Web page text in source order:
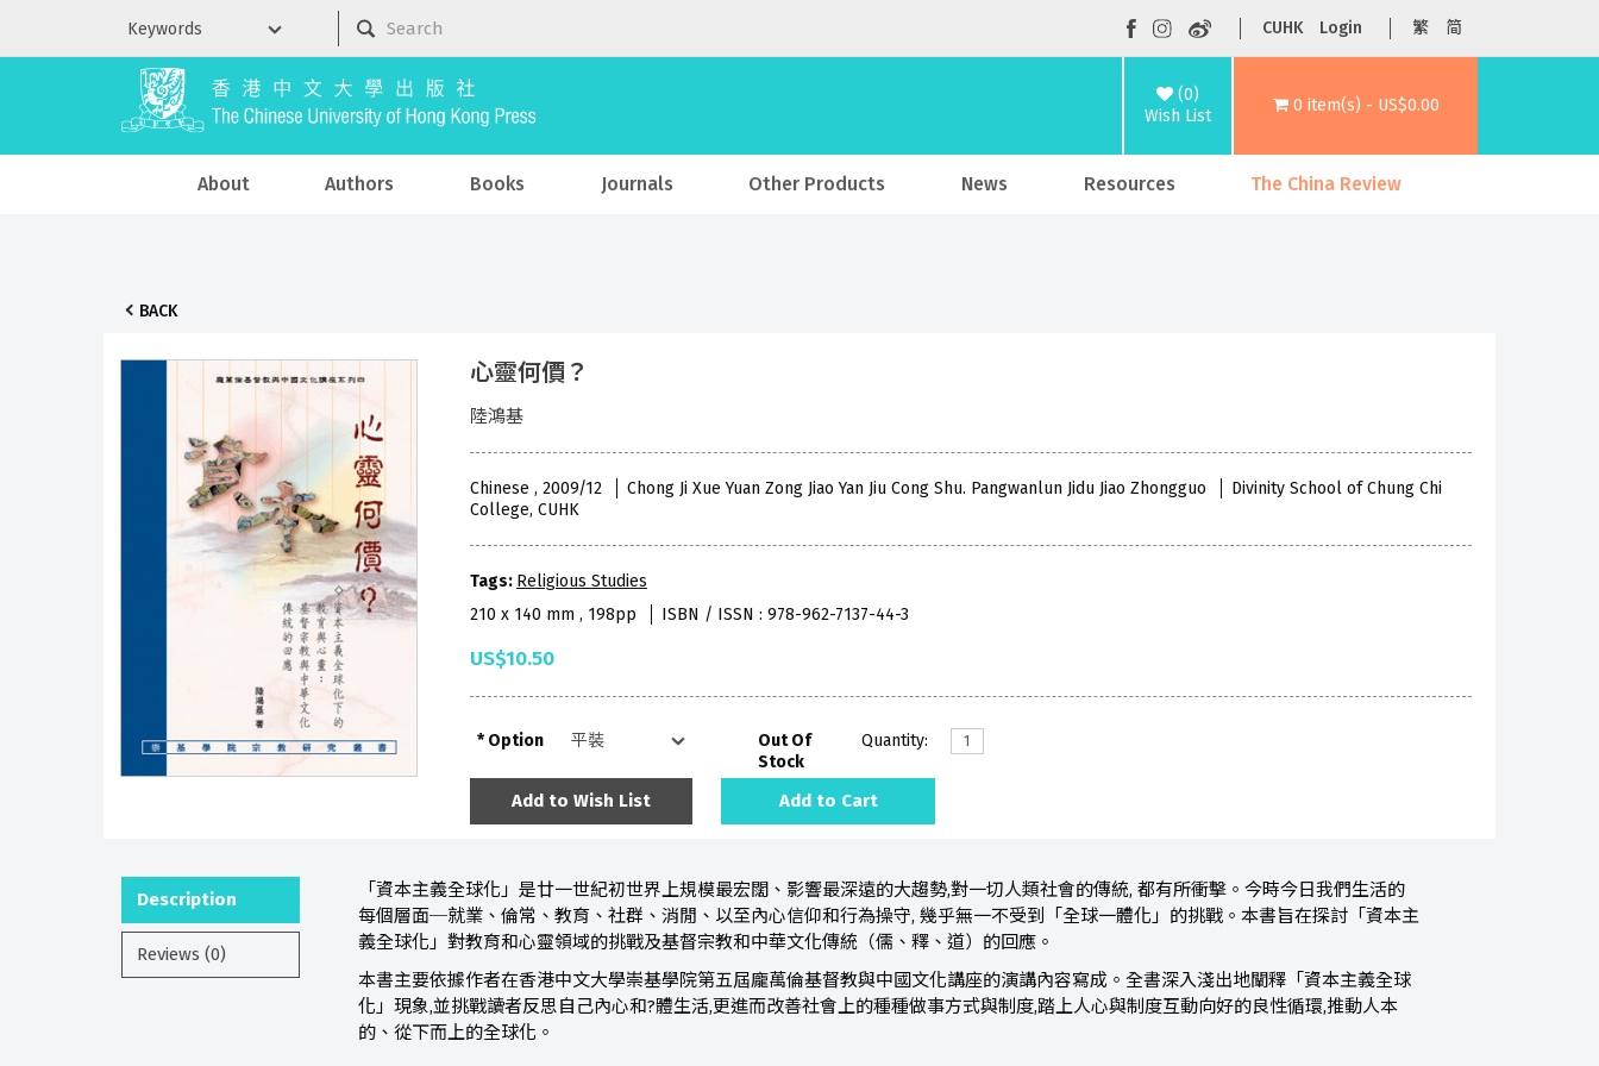
CUHK Login 繁 简
(0)
Wish List
0 item(s) - US$0.00
About Authors Books Journals Other Products News Resources The China Review
BACK
心靈何價？
陸鴻基
Chinese , 2009/12 Chong Ji Xue Yuan Zong Jiao Yan Jiu Cong Shu. Pangwanlun Jidu Jiao Zhongguo
Divinity School of Chung Chi
College, CUHK
Tags: Religious Studies
210 x 140 mm , 198pp
ISBN / ISSN : 978-962-7137-44-3
US$10.50
Option
Out Of
Stock
Quantity:
Add to Wish List Add to Cart
Description
Reviews (0)
「資本主義全球化」是廿一世紀初世界上規模最宏闊、影響最深遠的大趨勢,對一切人類社會的傳統, 都有所衝擊。今時今日我們生活的
每個層面─就業、倫常、教育、社群、消閒、以至內心信仰和行為操守, 幾乎無一不受到「全球一體化」的挑戰。本書旨在探討「資本主
義全球化」對教育和心靈領域的挑戰及基督宗教和中華文化傳統（儒、釋、道）的回應。
本書主要依據作者在香港中文大學崇基學院第五屆龐萬倫基督教與中國文化講座的演講內容寫成。全書深入淺出地闡釋「資本主義全球
化」現象,並挑戰讀者反思自己內心和?體生活,更進而改善社會上的種種做事方式與制度,踏上人心與制度互動向好的良性循環,推動人本
的、從下而上的全球化。